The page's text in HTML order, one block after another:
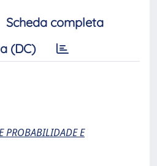
Scheda completa
(DC)
PROBABILIDADE E